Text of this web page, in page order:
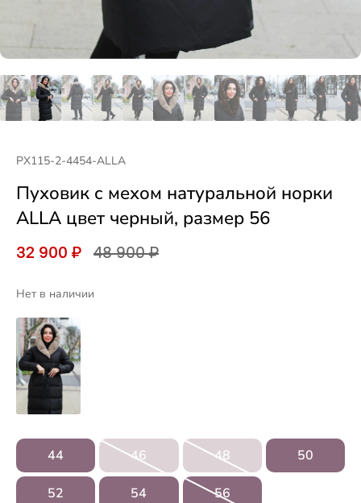
PX115-2-4454-ALLA
Пуховик с мехом натуральной норки
ALLA цвет черный, размер 56
32 900 ₽ 48 900 ₽
Нет в наличии
44 46 48 50
52 54 56